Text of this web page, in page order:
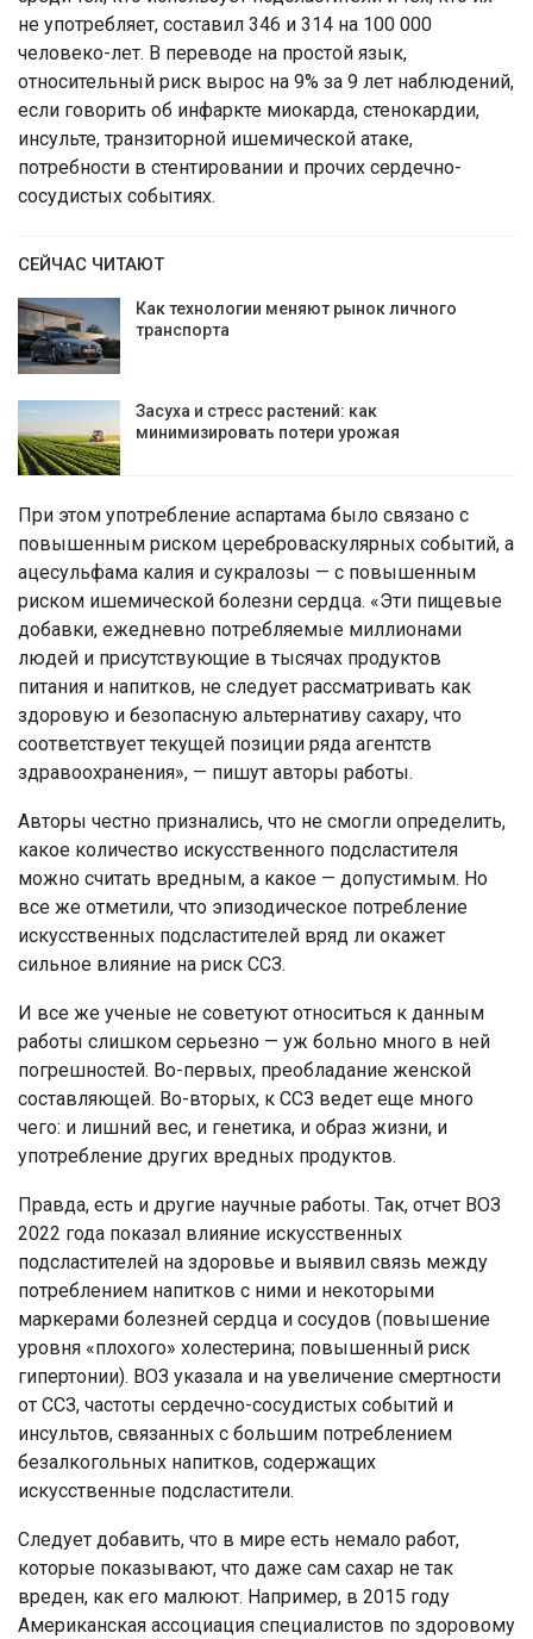
не употребляет, составил 346 и 314 на 100 000
человеко-лет. В переводе на простой язык,
относительный риск вырос на 9% за 9 лет наблюдений,
если говорить об инфаркте миокарда, стенокардии,
инсульте, транзиторной ишемической атаке,
потребности в стентировании и прочих сердечно-
сосудистых событиях.
СЕЙЧАС ЧИТАЮТ
Как технологии меняют рынок личного
транспорта
Засуха и стресс растений: как
минимизировать потери урожая
При этом употребление аспартама было связано с
повышенным риском цереброваскулярных событий, а
ацесульфама калия и сукралозы — с повышенным
риском ишемической болезни сердца. «Эти пищевые
добавки, ежедневно потребляемые миллионами
людей и присутствующие в тысячах продуктов
питания и напитков, не следует рассматривать как
здоровую и безопасную альтернативу сахару, что
соответствует текущей позиции ряда агентств
здравоохранения», — пишут авторы работы.
Авторы честно признались, что не смогли определить,
какое количество искусственного подсластителя
можно считать вредным, а какое — допустимым. Но
все же отметили, что эпизодическое потребление
искусственных подсластителей вряд ли окажет
сильное влияние на риск ССЗ.
И все же ученые не советуют относиться к данным
работы слишком серьезно — уж больно много в ней
погрешностей. Во-первых, преобладание женской
составляющей. Во-вторых, к ССЗ ведет еще много
чего: и лишний вес, и генетика, и образ жизни, и
употребление других вредных продуктов.
Правда, есть и другие научные работы. Так, отчет ВОЗ
2022 года показал влияние искусственных
подсластителей на здоровье и выявил связь между
потреблением напитков с ними и некоторыми
маркерами болезней сердца и сосудов (повышение
уровня «плохого» холестерина; повышенный риск
гипертонии). ВОЗ указала и на увеличение смертности
от ССЗ, частоты сердечно-сосудистых событий и
инсультов, связанных с большим потреблением
безалкогольных напитков, содержащих
искусственные подсластители.
Следует добавить, что в мире есть немало работ,
которые показывают, что даже сам сахар не так
вреден, как его малюют. Например, в 2015 году
Американская ассоциация специалистов по здоровому